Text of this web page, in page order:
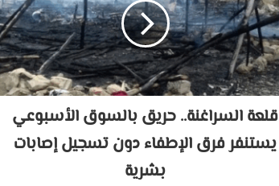
قلعة السراغنة.. حريق بالسوق الأسبوعي
يستنفر فرق الإطفاء دون تسجيل إصابات
بشرية